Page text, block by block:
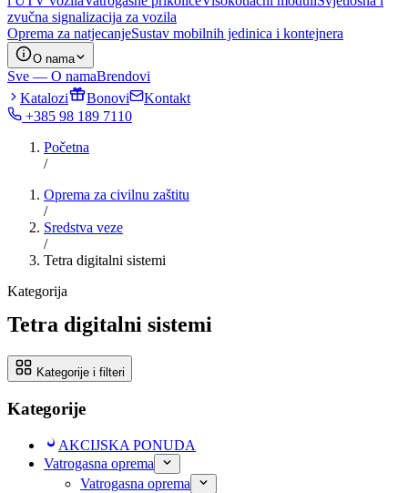
zvučna signalizacija za vozila
Oprema za natjecanjeSustav mobilnih jedinica i kontejnera
O nama
Sve — O namaBrendovi
Katalozi
Bonovi
Kontakt
+385 98 189 7110
Početna
/
Oprema za civilnu zaštitu
/
Sredstva veze
/
Tetra digitalni sistemi
Kategorija
Tetra digitalni sistemi
Kategorije i filteri
Kategorije
AKCIJSKA PONUDA
Vatrogasna oprema
Vatrogasna oprema